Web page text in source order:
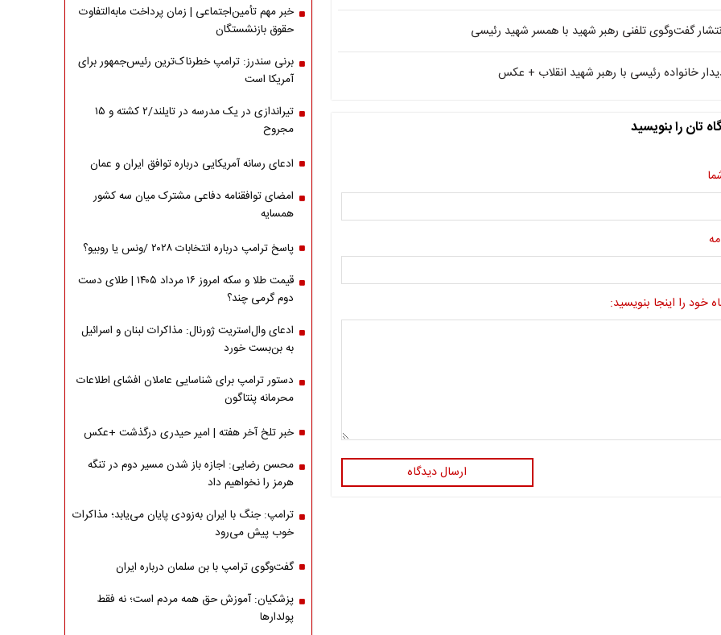
گفت‌وگوی تلفنی رهبر شهید با همسر شهید رئیسی
خانواده رئیسی با رهبر شهید انقلاب + عکس
تان را بنویسید
خود را اینجا بنویسید:
ارسال دیدگاه
خبر مهم تأمین‌اجتماعی | زمان پرداخت مابه‌التفاوت
حقوق بازنشستگان
برنی سندرز: ترامپ خطرناک‌ترین رئیس‌جمهور برای
آمریکا است
تیراندازی در یک مدرسه در تایلند/۲ کشته و ۱۵
مجروح
ادعای رسانه آمریکایی درباره توافق ایران و عمان
امضای توافقنامه دفاعی مشترک میان سه کشور
همسایه
پاسخ ترامپ درباره انتخابات ۲۰۲۸ /ونس یا روبیو؟
قیمت طلا و سکه امروز ۱۶ مرداد ۱۴۰۵ | طلای دست
دوم گرمی چند؟
ادعای وال‌استریت ژورنال: مذاکرات لبنان و اسرائیل
به بن‌بست خورد
دستور ترامپ برای شناسایی عاملان افشای اطلاعات
محرمانه پنتاگون
خبر تلخ آخر هفته | امیر حیدری درگذشت +عکس
محسن رضایی: اجازه باز شدن مسیر دوم در تنگه
هرمز را نخواهیم داد
ترامپ: جنگ با ایران به‌زودی پایان می‌یابد؛ مذاکرات
خوب پیش می‌رود
گفت‌وگوی ترامپ با بن سلمان درباره ایران
پزشکیان: آموزش حق همه مردم است؛ نه فقط
پولدارها